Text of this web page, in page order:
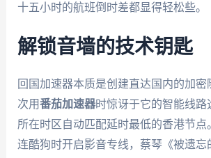
十五小时的航班倒时差都显得轻松些。
解锁音墙的技术钥匙
回国加速器本质是创建直达国内的加密
次用番茄加速器时惊讶于它的智能线路
所在时区自动匹配延时最低的香港节点
连酷狗时开启影音专线，蔡琴《被遗忘